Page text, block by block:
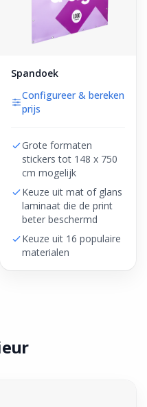
Spandoek
Configureer & bereken
prijs
Grote formaten
stickers tot 148 x 750
cm mogelijk
Keuze uit mat of glans
laminaat die de print
beter beschermd
Keuze uit 16 populaire
materialen